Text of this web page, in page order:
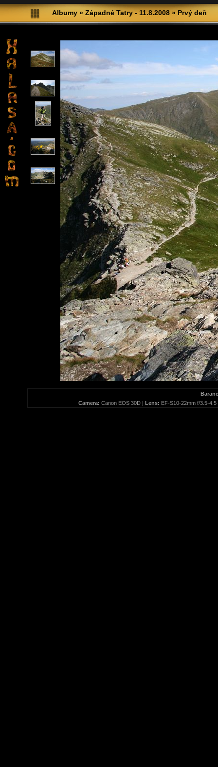
Albumy » Západné Tatry - 11.8.2008 » Prvý deň
Camera: Canon EOS 30D | Lens: EF-S10-22mm f/3.5-